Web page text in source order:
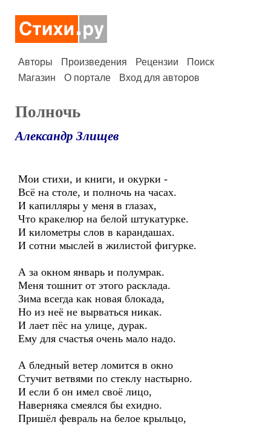
Авторы Произведения Рецензии
Поиск
Магазин
О портале Вход для авторов
Полночь
Александр Злищев
Мои стихи, и книги, и окурки -
Всё на столе, и полночь на часах.
И капилляры у меня в глазах,
Что кракелюр на белой штукатурке.
И километры слов в карандашах.
И сотни мыслей в жилистой фигурке.
А за окном январь и полумрак.
Меня тошнит от этого расклада.
Зима всегда как новая блокада,
Но из неё не вырваться никак.
И лает пёс на улице, дурак.
Ему для счастья очень мало надо.
А бледный ветер ломится в окно
Стучит ветвями по стеклу настырно.
И если б он имел своё лицо,
Наверняка смеялся бы ехидно.
Пришёл февраль на белое крыльцо,